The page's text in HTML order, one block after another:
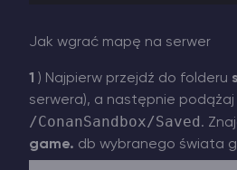
Jak wgrać mapę na serwer
1 ) Najpierw przejdź do folderu
serwera), a następnie podążaj
/ConanSandbox/Saved.
game. db wybranego świata